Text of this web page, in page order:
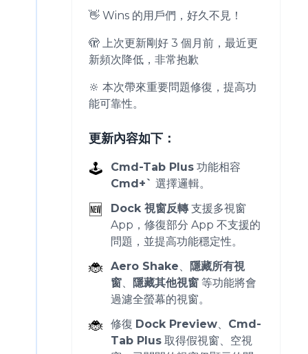
👋 Wins 的用戶們，好久不見！
🫣 上次更新剛好 3 個月前，最近更
新頻次降低，非常抱歉
🔆 本次帶來重要問題修復，提高功
能可靠性。
更新內容如下：
🕹️ Cmd-Tab Plus 功能相容
Cmd+` 選擇邏輯。
🆕 Dock 視窗反轉支援多視窗
App，修復部分 App 不支援的
問題，並提高功能穩定性。
🐞 Aero Shake、
隱藏所有視
窗、 隱藏其他視窗 等功能將會
過濾全螢幕的視窗。
🐞 修復 Dock Preview、 Cmd-
Tab Plus 取得假視窗、空視